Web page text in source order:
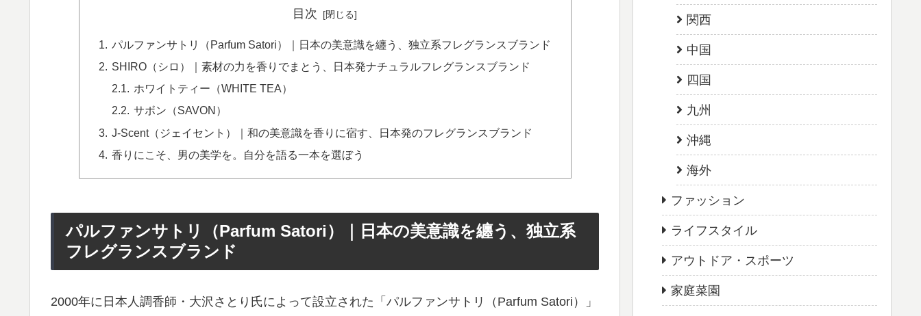
目次
パルファンサトリ（Parfum Satori）｜日本の美意識を纏う、独立系フレグランスブランド
SHIRO（シロ）｜素材の力を香りでまとう、日本発ナチュラルフレグランスブランド
ホワイトティー（WHITE TEA）
サボン（SAVON）
J-Scent（ジェイセント）｜和の美意識を香りに宿す、日本発のフレグランスブランド
香りにこそ、男の美学を。自分を語る一本を選ぼう
パルファンサトリ（Parfum Satori）｜日本の美意識を纏う、独立系
フレグランスブランド
2000年に日本人調香師・大沢さとり氏によって設立された「パルファンサトリ（Parfum Satori）」
関西
中国
四国
九州
沖縄
海外
ファッション
ライフスタイル
アウトドア・スポーツ
家庭菜園